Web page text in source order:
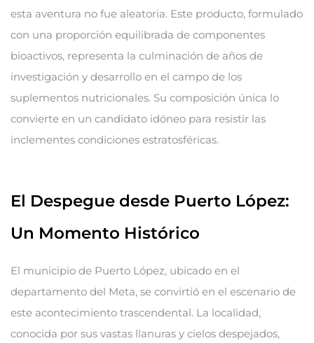
esta aventura no fue aleatoria. Este producto, formulado
con una proporción equilibrada de componentes
bioactivos, representa la culminación de años de
investigación y desarrollo en el campo de los
suplementos nutricionales. Su composición única lo
convierte en un candidato idóneo para resistir las
inclementes condiciones estratosféricas.
El Despegue desde Puerto López:
Un Momento Histórico
El municipio de Puerto López, ubicado en el
departamento del Meta, se convirtió en el escenario de
este acontecimiento trascendental. La localidad,
conocida por sus vastas llanuras y cielos despejados,